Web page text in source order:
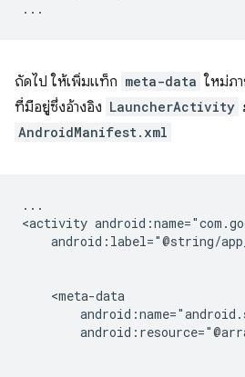
ถัดไป ให้เพิ่มแท็ก meta-data ใหม่ภ
ที่มีอยู่ซึ่งอ้างอิง LauncherActivity
AndroidManifest.xml
...
<activity
android:label="@string/